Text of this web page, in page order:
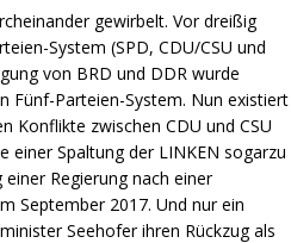
gewirbelt. Vor dreißig
System (SPD, CDU/CSU und
von BRD und DDR wurde
Fünf-Parteien-System. Nun existiert
Konflikte zwischen CDU und CSU
einer Spaltung der LINKEN sogarzu
Regierung nach einer
September 2017. Und nur ein
Seehofer ihren Rückzug als